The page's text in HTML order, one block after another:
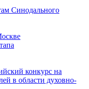
Синодального
конкурс на
в области духовно-